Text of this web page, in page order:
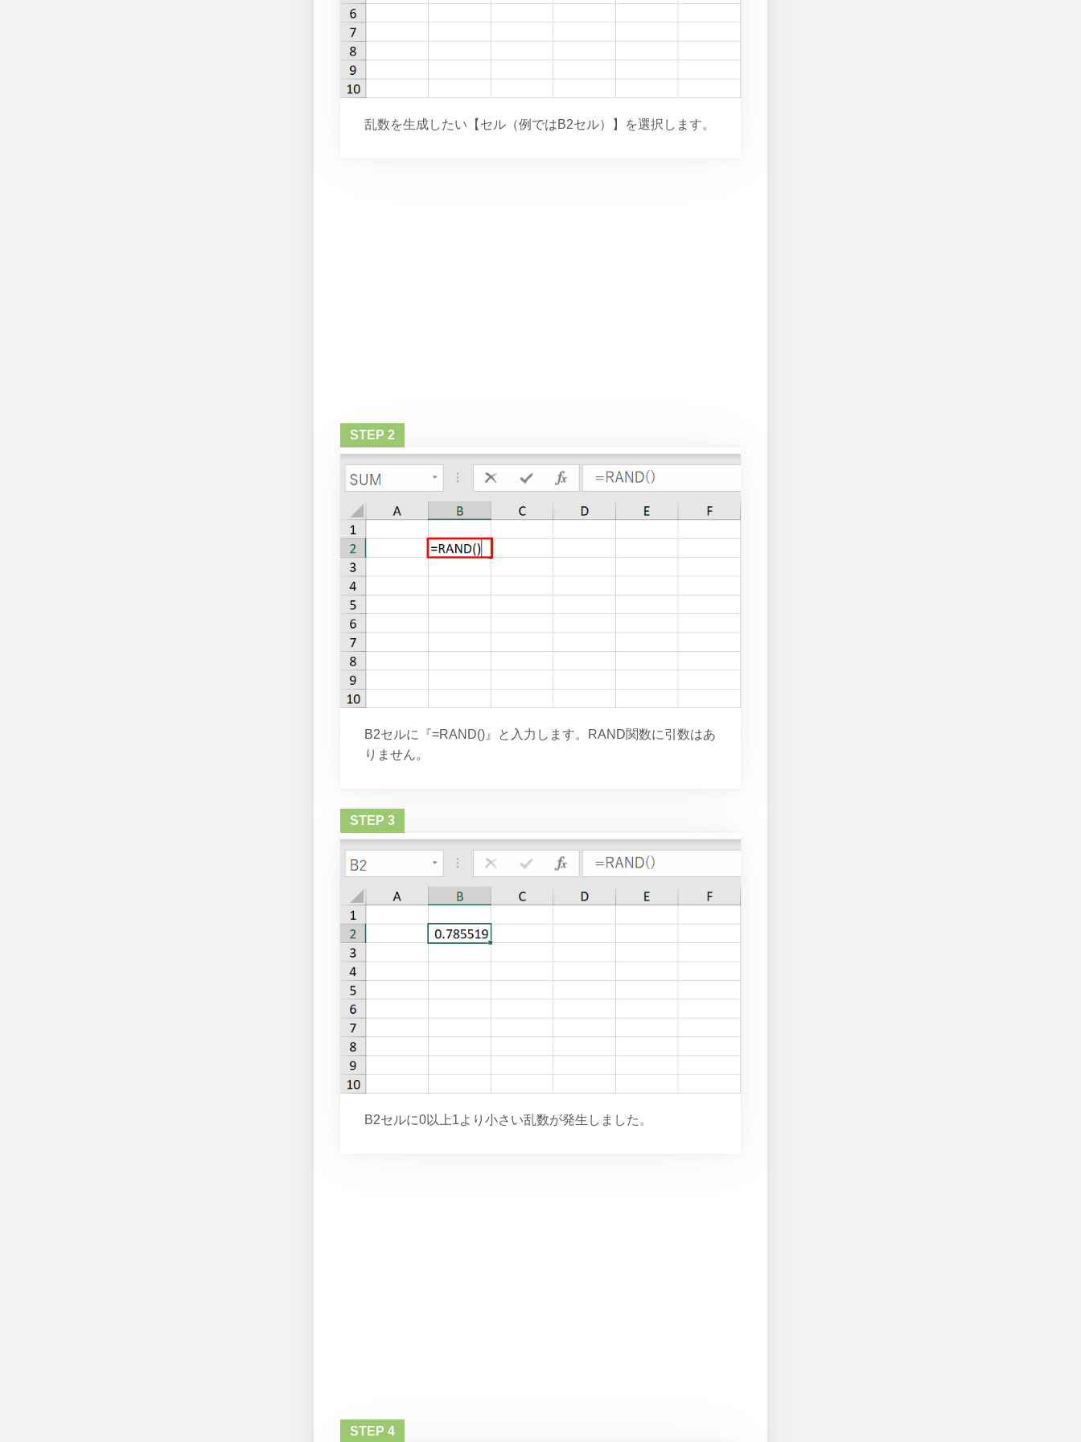
乱数を生成したい【セル（例ではB2セル）】を選択します。
B2セルに『=RAND()』と入力します。RAND関数に引数はあ
りません。
B2セルに0以上1より小さい乱数が発生しました。